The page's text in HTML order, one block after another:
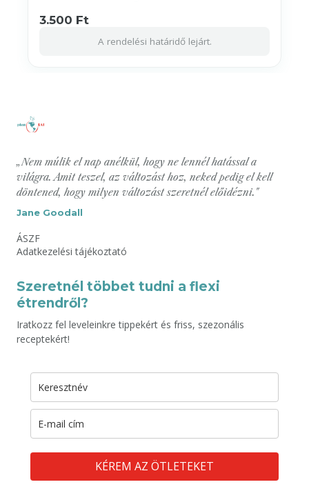
3.500 Ft
A rendelési határidő lejárt.
„Nem múlik el nap anélkül, hogy ne lennél hatással a
világra. Amit teszel, az változást hoz, neked pedig el kell
döntened, hogy milyen változást szeretnél előidézni."
Jane Goodall
ÁSZF
Adatkezelési tájékoztató
Szeretnél többet tudni a flexi
étrendről?
Iratkozz fel leveleinkre tippekért és friss, szezonális
receptekért!
KÉREM AZ ÖTLETEKET